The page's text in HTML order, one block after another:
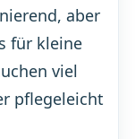
aber
für kleine
viel
pflegeleicht